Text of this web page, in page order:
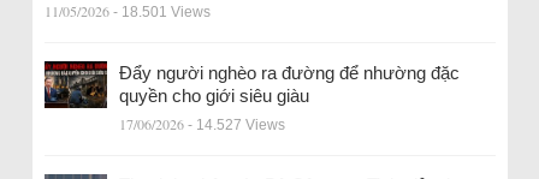
11/05/2026 - 18.501 Views
Đẩy người nghèo ra đường để nhường đặc
quyền cho giới siêu giàu
17/06/2026 - 14.527 Views